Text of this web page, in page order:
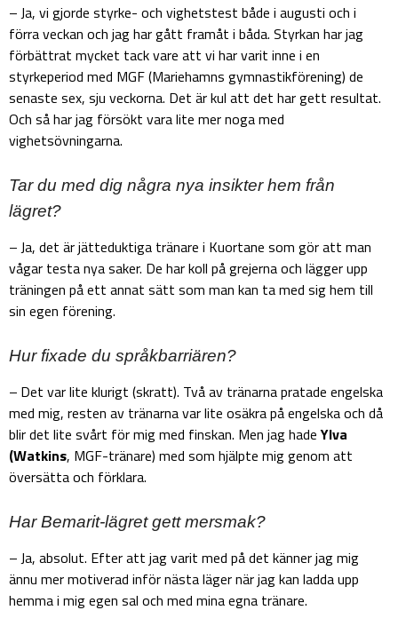
– Ja, vi gjorde styrke- och vighetstest både i augusti och i
förra veckan och jag har gått framåt i båda. Styrkan har jag
förbättrat mycket tack vare att vi har varit inne i en
styrkeperiod med MGF (Mariehamns gymnastikförening) de
senaste sex, sju veckorna. Det är kul att det har gett resultat.
Och så har jag försökt vara lite mer noga med
vighetsövningarna.
Tar du med dig några nya insikter hem från
lägret?
– Ja, det är jätteduktiga tränare i Kuortane som gör att man
vågar testa nya saker. De har koll på grejerna och lägger upp
träningen på ett annat sätt som man kan ta med sig hem till
sin egen förening.
Hur fixade du språkbarriären?
– Det var lite klurigt (skratt). Två av tränarna pratade engelska
med mig, resten av tränarna var lite osäkra på engelska och då
blir det lite svårt för mig med finskan. Men jag hadeYlva
(Watkins, MGF-tränare) med som hjälpte mig genom att
översätta och förklara.
Har Bemarit-lägret gett mersmak?
– Ja, absolut. Efter att jag varit med på det känner jag mig
ännu mer motiverad inför nästa läger när jag kan ladda upp
hemma i mig egen sal och med mina egna tränare.